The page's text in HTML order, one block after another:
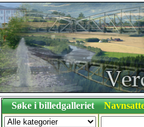
Søke i billedgalleriet